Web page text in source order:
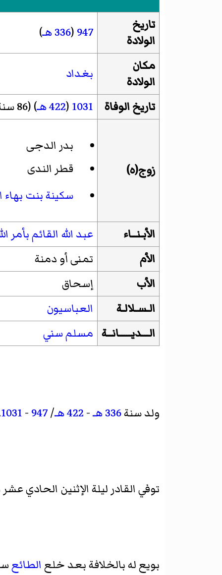
تاريخ
الولادة
947
(336 هـ )
مكان
الولادة
بغداد
تاريخ الوفاة 1031
(422 هـ ) (86 سنة)
زوج(ه)
بدر الدجى
قطر الندى
سكينة بنت بهاء
الأبـنــاء
عبد الله القائم بأمر
الأم
تمنى أو دمنة
الأب
إسحاق
الـسـلالـة
العباسيون
الـــديـــــانــة مسلم سني
ولد سنة336 هـ - 422 هـ /
947
-
1031
توفي القادر ليلة الإثنين الحادي عشر من ذي الحجة سنة
بويع له بالخلافة بعد خلع الطائع